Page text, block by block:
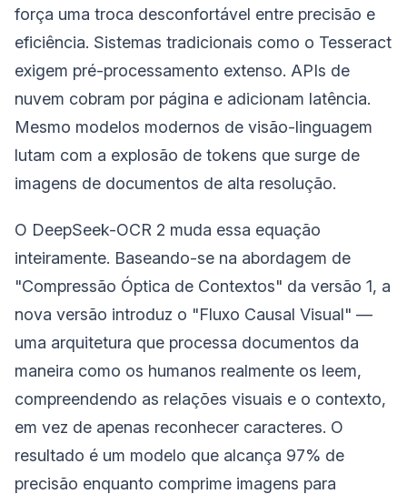
força uma troca desconfortável entre precisão e
eficiência. Sistemas tradicionais como o Tesseract
exigem pré-processamento extenso. APIs de
nuvem cobram por página e adicionam latência.
Mesmo modelos modernos de visão-linguagem
lutam com a explosão de tokens que surge de
imagens de documentos de alta resolução.
O DeepSeek-OCR 2 muda essa equação
inteiramente. Baseando-se na abordagem de
"Compressão Óptica de Contextos" da versão 1, a
nova versão introduz o "Fluxo Causal Visual" —
uma arquitetura que processa documentos da
maneira como os humanos realmente os leem,
compreendendo as relações visuais e o contexto,
em vez de apenas reconhecer caracteres. O
resultado é um modelo que alcança 97% de
precisão enquanto comprime imagens para